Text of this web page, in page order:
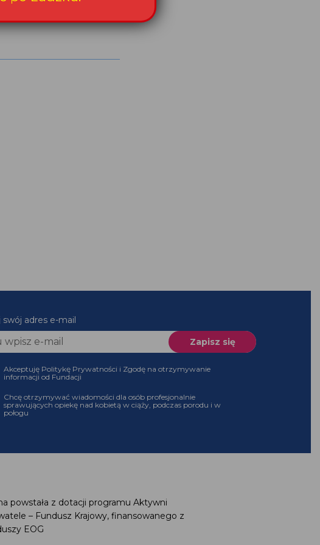
swój adres e-mail
Akceptuję Politykę Prywatności i Zgodę na otrzymywanie
informacji od Fundacji
Chcę otrzymywać wiadomości dla osób profesjonalnie
sprawujących opiekę nad kobietą w ciąży, podczas porodu i w
połogu
powstała z dotacji programu Aktywni
– Fundusz Krajowy, finansowanego z
EOG